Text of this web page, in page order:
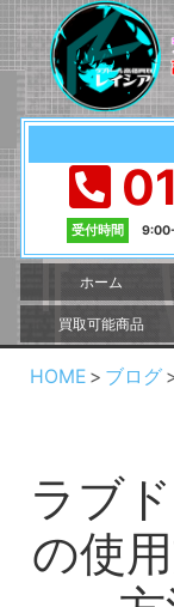
受付時間 9:00-
ホーム
買取可能商品
HOME ブログ
ラブ
の使